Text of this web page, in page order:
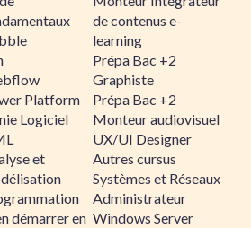
Platform
Logiciel
et
démarrer en
de contenus e-
learning
Prépa Bac +2
Graphiste
Prépa Bac +2
Monteur audiovisuel
UX/UI Designer
Autres cursus
Systèmes et Réseaux
Administrateur
Windows Server